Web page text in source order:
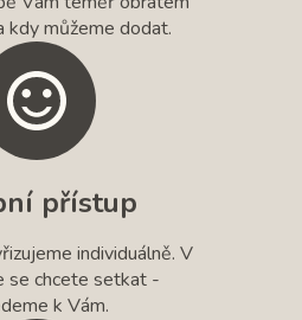
kdy můžeme dodat.
přístup
individuálně. V
se chcete setkat -
k Vám.